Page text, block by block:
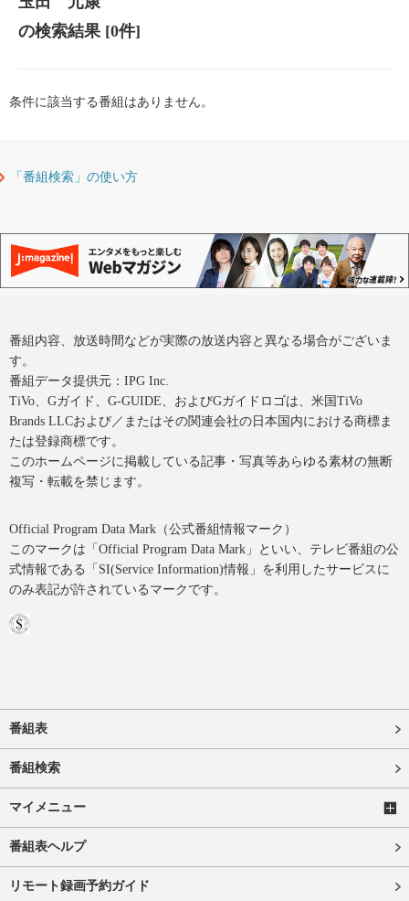
の検索結果[0件]
条件に該当する番組はありません。
「番組検索」の使い方
番組内容、放送時間などが実際の放送内容と異なる場合がございま
す。
番組データ提供元：IPG Inc.
TiVo、Gガイド、G-GUIDE、およびGガイドロゴは、米国TiVo
Brands LLCおよび／またはその関連会社の日本国内における商標ま
たは登録商標です。
このホームページに掲載している記事・写真等あらゆる素材の無断
複写・転載を禁じます。
Official Program Data Mark（公式番組情報マーク）
このマークは「Official Program Data Mark」といい、テレビ番組の公
式情報である「SI(Service Information)情報」を利用したサービスに
のみ表記が許されているマークです。
番組表
番組検索
マイメニュー
番組表ヘルプ
リモート録画予約ガイド